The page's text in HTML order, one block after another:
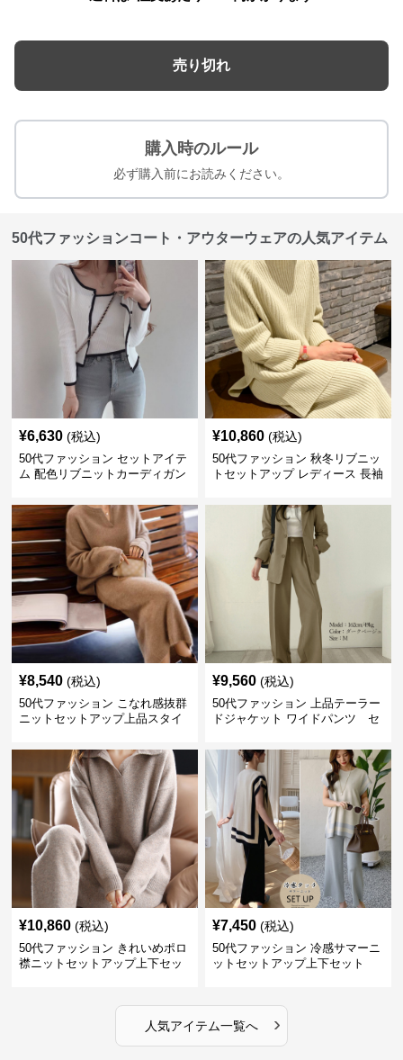
売り切れ
購入時のルール
必ず購入前にお読みください。
50代ファッションコート・アウターウェアの人気アイテム
¥6,630 (税込)
50代ファッション セットアイテ
ム 配色リブニットカーディガン
¥10,860 (税込)
50代ファッション 秋冬リブニッ
トセットアップ レディース 長袖
¥8,540 (税込)
50代ファッション こなれ感抜群
ニットセットアップ上品スタイ
¥9,560 (税込)
50代ファッション 上品テーラー
ドジャケット ワイドパンツ セ
¥10,860 (税込)
50代ファッション きれいめポロ
襟ニットセットアップ上下セッ
¥7,450 (税込)
50代ファッション 冷感サマーニ
ットセットアップ上下セット
人気アイテム一覧へ ›